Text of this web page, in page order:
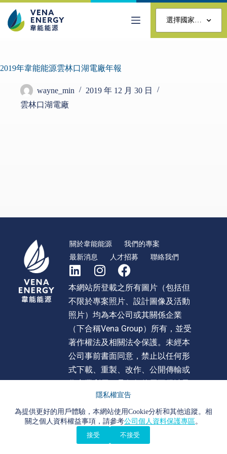
隱私權宣告
為提供更好的用戶體驗，本網站使用Cookie分析和其他追蹤。相
關之個人資料權益事項，請參考公司個人資料保護專區。
接受
不接受
選擇國家…
2019年韋能能源雲林口湖電廠年報
wayne_min
2019 年 12 月 30 日
雲林口湖電廠
關於韋能能源
我們的專案
最新消息
人才招募 聯絡我們
本網站所登載之所有圖片（包括但
不限於專案照片、設計圖像及活動
照片）均為本公司或其關係企業
（下合稱Vena Group）所有，並受
著作權法及相關法令保護。未經本
公司事前書面同意，禁止以任何形
式下載、重製、改作、公開傳輸或
作商業利用。且任何使用不得涉及
不當影射、詆毀或貶損 Vena Group
或旗下任何公司之形象或商譽。違
者本公司將依法追究法律責任。